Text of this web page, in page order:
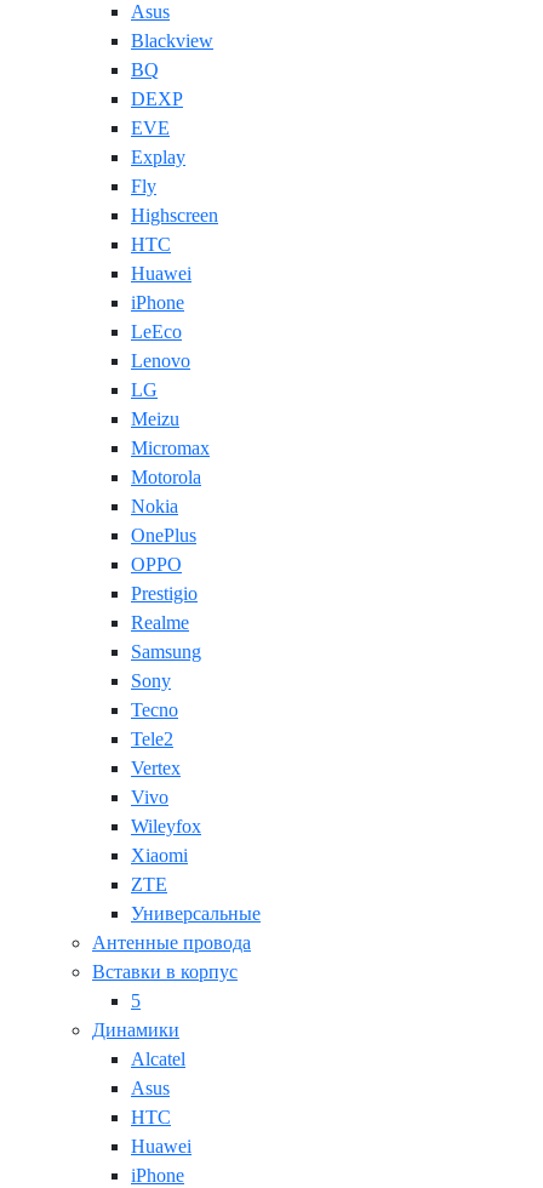
Asus
Blackview
BQ
DEXP
EVE
Explay
Fly
Highscreen
HTC
Huawei
iPhone
LeEco
Lenovo
LG
Meizu
Micromax
Motorola
Nokia
OnePlus
OPPO
Prestigio
Realme
Samsung
Sony
Tecno
Tele2
Vertex
Vivo
Wileyfox
Xiaomi
ZTE
Универсальные
Антенные провода
Вставки в корпус
5
Динамики
Alcatel
Asus
HTC
Huawei
iPhone